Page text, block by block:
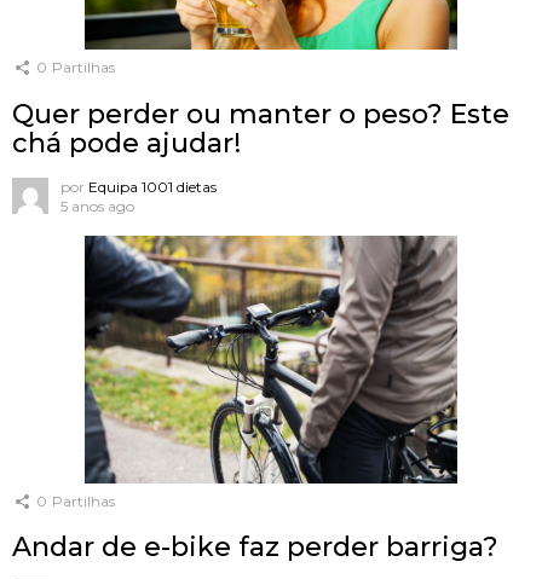
0 Partilhas
Quer perder ou manter o peso? Este
chá pode ajudar!
por Equipa 1001 dietas
5 anos ago
0 Partilhas
Andar de e-bike faz perder barriga?